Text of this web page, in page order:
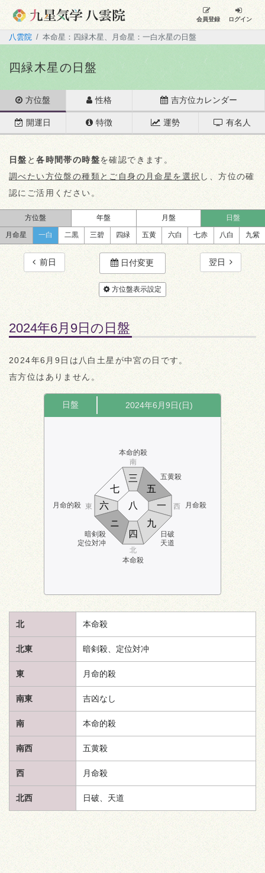
会員登録 ログイン
八雲院 本命星：四緑木星、月命星：一白水星の日盤
四緑木星の日盤
方位盤 性格 吉方位カレンダー
開運日 特徴 運勢 有名人
日盤 と各時間帯の時盤を確認できます。
調べたい方位盤の種類とご自身の月命星を選択 し、方位の確
認にご活用ください。
方位盤 年盤 月盤 日盤
月命星 一白 二黒 三碧 四緑 五黄 六白 七赤 八白 九紫
前日 日付変更 翌日
方位盤表示設定
2024年6月9日の日盤
2024年6月9日は八白土星が中宮の日です。
吉方位はありません。
日盤 2024年6月9日(日)
本命的殺
五黄殺
月命的殺 月命殺
暗剣殺
定位対冲
本命殺
日破
天道
南
北
東 西
四
五
六
七
八
九
一
ニ
三
北 本命殺
北東 暗剣殺、定位対冲
東 月命的殺
南東 吉凶なし
南 本命的殺
南西 五黄殺
西 月命殺
北西 日破、 天道